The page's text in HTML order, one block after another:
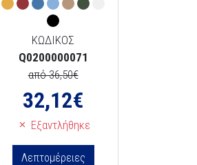
ΚΩΔΙΚΟΣ
Q0200000071
από 36,50€
32,12€
Εξαντλήθηκε
Λεπτομέρειες